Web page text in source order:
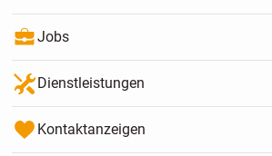
Jobs
Dienstleistungen
Kontaktanzeigen